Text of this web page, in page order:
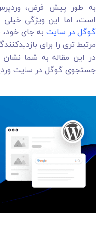
به طور پیش فرض،
است، اما این ویژگی
گوگل در سایت به جای
مرتبط تری را برای
در این مقاله به شما
جستجوی گوگل در سایت